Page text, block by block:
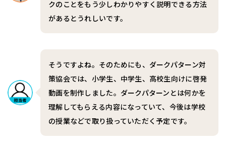
クのことをもう少しわかりやすく説明できる方法
があるとうれしいです。
そうですよね。そのためにも、ダークパターン対
策協会では、小学生、中学生、高校生向けに啓発
動画を制作しました。ダークパターンとは何かを
理解してもらえる内容になっていて、今後は学校
の授業などで取り扱っていただく予定です。